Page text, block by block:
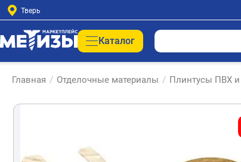
Тверь
Каталог
Главная / Отделочные материалы / Плинтусы ПВХ